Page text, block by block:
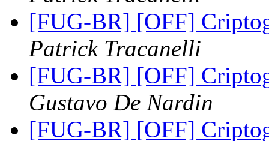
[FUG-BR] [OFF]
Patrick Tracanelli
[FUG-BR] [OFF]
Gustavo De Nardin
[FUG-BR] [OFF]